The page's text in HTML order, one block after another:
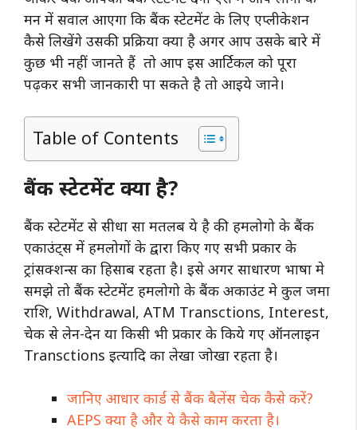
मन में सवाल आएगा कि बैंक स्टेटमेंट के लिए एप्लीकेशन
कैसे लिखेंगे उसकी प्रक्रिया क्या है अगर आप उसके बारे में
कुछ भी नहीं जानते हैं तो आप इस आर्टिकल को पूरा
पढ़कर सभी जानकारी पा सकते है तो आइये जाने।
Table of Contents
बैंक स्टेटमेंट क्या है?
बैंक स्टेटमेंट से सीधा सा मतलब ये है की हमलोगो के बैंक
एकाउंट्स में हमलोगों के द्वारा किए गए सभी प्रकार के
ट्रांसक्शन्स का हिसाब रहता है। इसे अगर साधारण भाषा मे
समझे तो बैंक स्टेटमेंट हमलोगो के बैंक अकाउंट मे कुल जमा
राशि, Withdrawal, ATM Transctions, Interest,
चेक से लेन-देन या किसी भी प्रकार के किये गए ऑनलाइन
Transctions इत्यादि का लेखा जोखा रहता है।
जानिए आधार कार्ड से बैंक बैलेंस चेक कैसे करें?
AEPS क्या है और ये कैसे काम करता है।